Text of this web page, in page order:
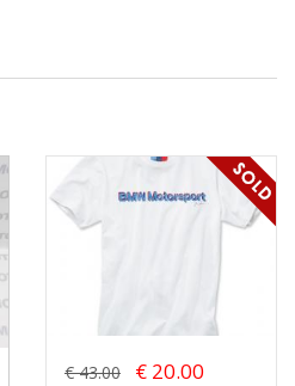
€ 43.00 € 20.00